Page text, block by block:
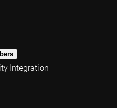
Integration